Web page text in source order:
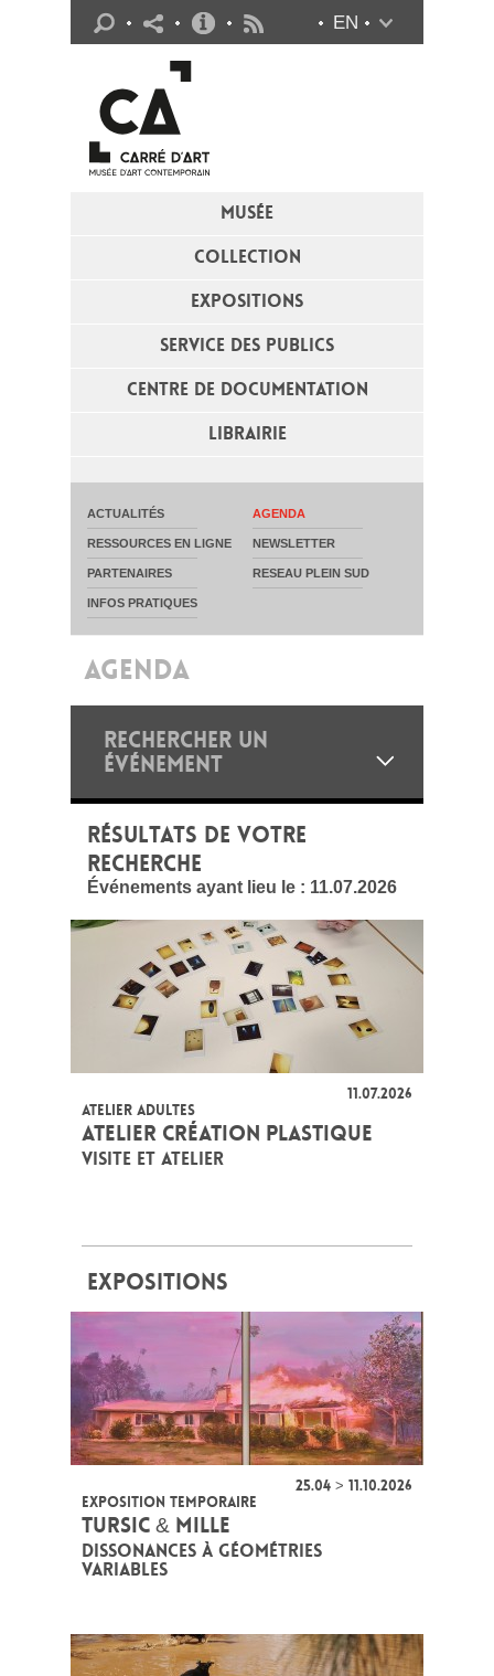
MUSÉE
COLLECTION
EXPOSITIONS
SERVICE DES PUBLICS
CENTRE DE DOCUMENTATION
LIBRAIRIE
EN
ACTUALITÉS AGENDA
RESSOURCES EN LIGNE NEWSLETTER
PARTENAIRES RESEAU PLEIN SUD
INFOS PRATIQUES
Infos pratiques
AGENDA
RECHERCHER UN
ÉVÉNEMENT
RÉSULTATS DE VOTRE
RECHERCHE
Événements ayant lieu le : 11.07.2026
11.07.2026
ATELIER ADULTES
ATELIER CRÉATION PLASTIQUE
VISITE ET ATELIER
EXPOSITIONS
25.04 > 11.10.2026
EXPOSITION TEMPORAIRE
TURSIC & MILLE
DISSONANCES À GÉOMÉTRIES
VARIABLES